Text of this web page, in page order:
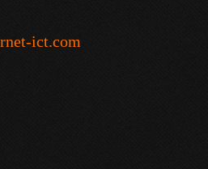
ict.com